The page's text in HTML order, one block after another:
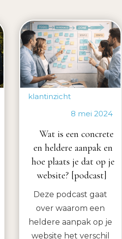
klantinzicht
8 mei 2024
Wat is een concrete
en heldere aanpak en
hoe plaats je dat op je
website? [podcast]
Deze podcast gaat
over waarom een
heldere aanpak op je
website het verschil